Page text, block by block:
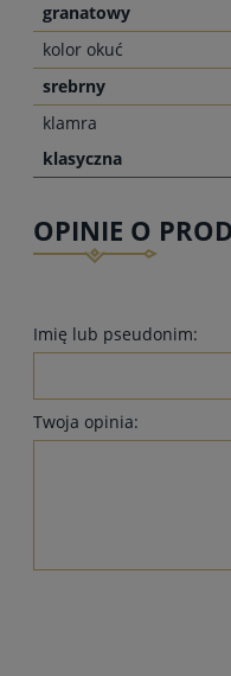
granatowy
kolor okuć
srebrny
klamra
klasyczna
OPINIE O
Imię lub pseudonim:
Twoja opinia: